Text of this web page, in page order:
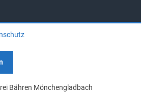
Bähren Mönchengladbach